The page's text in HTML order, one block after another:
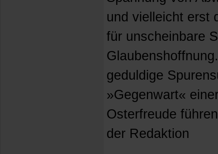
und vielleicht erst
für unscheinbare
geduldige
»Gegenwart«
Osterfreude
der Redaktion